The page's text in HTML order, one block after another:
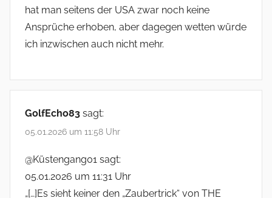
hat man seitens der USA zwar noch keine
Ansprüche erhoben, aber dagegen wetten würde
ich inzwischen auch nicht mehr.
GolfEcho83 sagt:
05.01.2026 um 11:58 Uhr
@Küstengang01 sagt:
05.01.2026 um 11:31 Uhr
„[…]Es sieht keiner den „Zaubertrick“ von THE